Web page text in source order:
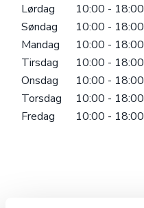
Lørdag
10:00 - 18:00
Søndag
10:00 - 18:00
Mandag
10:00 - 18:00
Tirsdag
10:00 - 18:00
Onsdag
10:00 - 18:00
Torsdag
10:00 - 18:00
Fredag
10:00 - 18:00